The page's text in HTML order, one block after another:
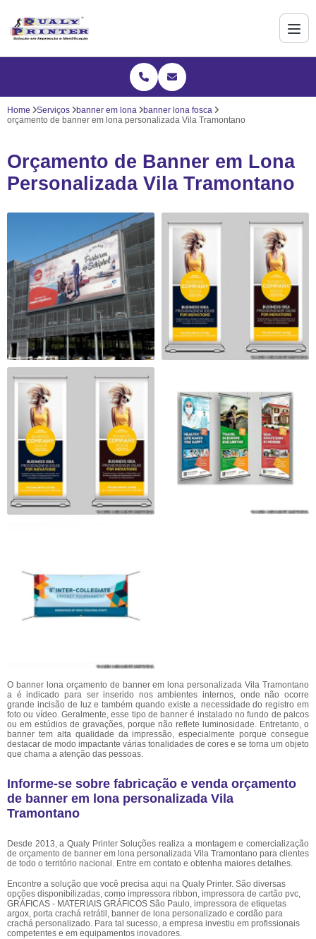
Home Serviços banner em lona
banner lona fosca
orçamento de banner em lona personalizada Vila Tramontano
Orçamento de Banner em Lona
Personalizada Vila Tramontano
O banner lona orçamento de banner em lona personalizada Vila Tramontano
a é indicado para ser inserido nos ambientes internos, onde não ocorre
grande incisão de luz e também quando existe a necessidade do registro em
foto ou vídeo. Geralmente, esse tipo de banner é instalado no fundo de palcos
ou em estúdios de gravações, porque não reflete luminosidade. Entretanto, o
banner tem alta qualidade da impressão, especialmente porque consegue
destacar de modo impactante várias tonalidades de cores e se torna um objeto
que chama a atenção das pessoas.
Informe-se sobre fabricação e venda orçamento
de banner em lona personalizada Vila
Tramontano
Desde 2013, a Qualy Printer Soluções realiza a montagem e comercialização
de orçamento de banner em lona personalizada Vila Tramontano para clientes
de todo o território nacional. Entre em contato e obtenha maiores detalhes.
Encontre a solução que você precisa aqui na Qualy Printer. São diversas
opções disponibilizadas, como impressora ribbon, impressora de cartão pvc,
GRÁFICAS - MATERIAIS GRÁFICOS São Paulo, impressora de etiquetas
argox, porta crachá retrátil, banner de lona personalizado e cordão para
crachá personalizado. Para tal sucesso, a empresa investiu em profissionais
competentes e em equipamentos inovadores.